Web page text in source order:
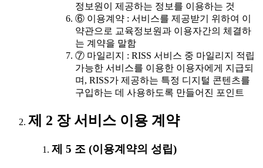
정보원이 제공하는 정보를 이용하는 것
⑥ 이용계약 : 서비스를 제공받기 위하여 이
약관으로 교육정보원과 이용자간의 체결하
는 계약을 말함
⑦ 마일리지 : RISS 서비스 중 마일리지 적립
가능한 서비스를 이용한 이용자에게 지급되
며, RISS가 제공하는 특정 디지털 콘텐츠를
구입하는 데 사용하도록 만들어진 포인트
제 2 장 서비스 이용 계약
제 5 조 (이용계약의 성립)